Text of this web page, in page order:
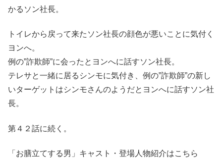
かるソン社長。
トイレから戻って来たソン社長の顔色が悪いことに気付く
ヨンへ。
例の”詐欺師”に会ったとヨンへに話すソン社長。
テレサと一緒に居るシンモに気付き、例の”詐欺師”の新し
いターゲットはシンモさんのようだとヨンへに話すソン社
長。
第４２話に続く。
「お膳立てする男」キャスト・登場人物紹介はこちら